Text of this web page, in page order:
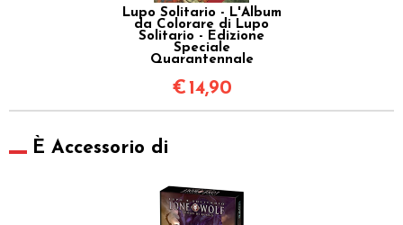
Lupo Solitario - L'Album
da Colorare di Lupo
Solitario - Edizione
Speciale
Quarantennale
€ 14,90
È Accessorio di